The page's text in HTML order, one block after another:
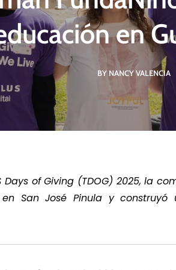
Finanzas
empresas y trato
comunitario.
LEER MÁS
en
BY NANCY VALENCIA
Days of Giving (TDOG) 2025, la
en San José Pinula y